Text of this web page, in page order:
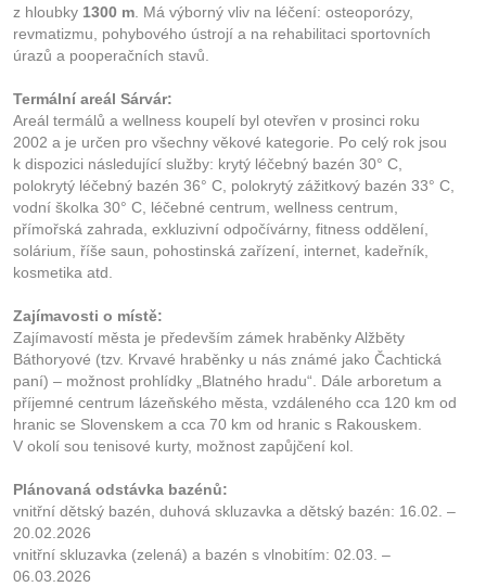
z hloubky 1300 m . Má výborný vliv na léčení: osteoporózy,
revmatizmu, pohybového ústrojí a na rehabilitaci sportovních
úrazů a pooperačních stavů.
Termální areál Sárvár:
Areál termálů a wellness koupelí byl otevřen v prosinci roku
2002 a je určen pro všechny věkové kategorie. Po celý rok jsou
k dispozici následující služby: krytý léčebný bazén 30° C,
polokrytý léčebný bazén 36° C, polokrytý zážitkový bazén 33° C,
vodní školka 30° C, léčebné centrum, wellness centrum,
přímořská zahrada, exkluzivní odpočívárny, fitness oddělení,
solárium, říše saun, pohostinská zařízení, internet, kadeřník,
kosmetika atd.
Zajímavosti o místě:
Zajímavostí města je především zámek hraběnky Alžběty
Báthoryové (tzv. Krvavé hraběnky u nás známé jako Čachtická
paní) – možnost prohlídky „Blatného hradu“. Dále arboretum a
příjemné centrum lázeňského města, vzdáleného cca 120 km od
hranic se Slovenskem a cca 70 km od hranic s Rakouskem.
V okolí sou tenisové kurty, možnost zapůjčení kol.
Plánovaná odstávka bazénů:
vnitřní dětský bazén, duhová skluzavka a dětský bazén: 16.02. –
20.02.2026
vnitřní skluzavka (zelená) a bazén s vlnobitím: 02.03. –
06.03.2026